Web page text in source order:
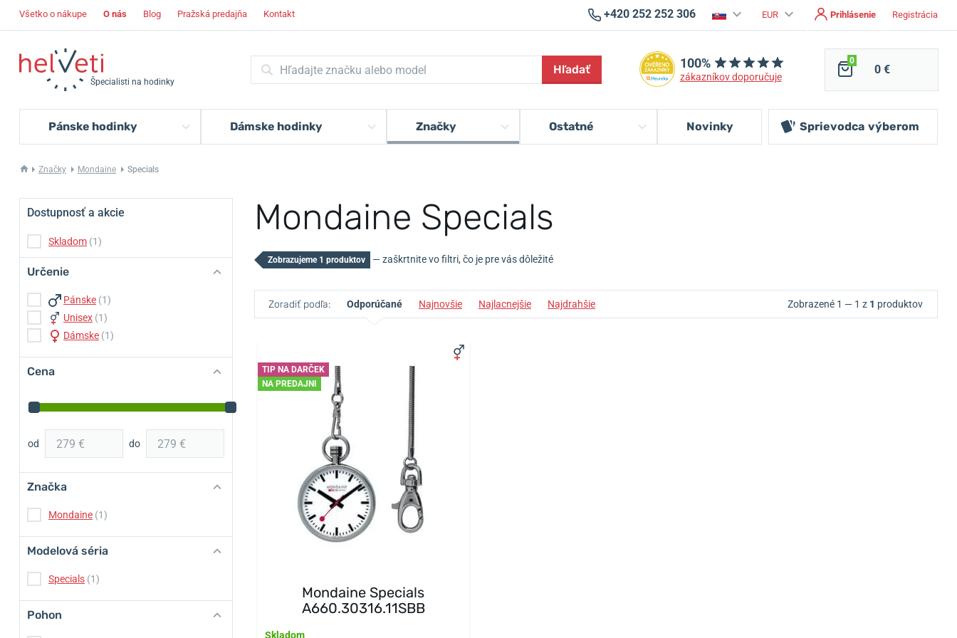
Všetko o nákupe O nás Blog Pražská predajňa Kontakt +420 252 252 306 EUR Prihlásenie Registrácia
Špecialisti na hodinky
Hľadať 100%
zákazníkov doporučuje
0
0 €
Pánske hodinky Dámske hodinky Značky Ostatné Novinky Sprievodca výberom
Značky Mondaine Specials
Mondaine Specials
Dostupnosť a akcie
Skladom (1)
Určenie
Pánske (1)
Unisex (1)
Dámske (1)
Cena
od do
Značka
Mondaine (1)
Modelová séria
Specials (1)
Pohon
Zobrazujeme 1 produktov — zaškrtnite vo filtri, čo je pre vás dôležité
Zoradiť podľa: Odporúčané Najnovšie Najlacnejšie Najdrahšie Zobrazené 1 — 1 z 1 produktov
TIP NA DARČEK
NA PREDAJNI
Mondaine Specials
A660.30316.11SBB
Skladom